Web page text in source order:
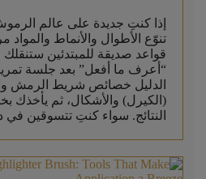
إذا كنتِ جديدة على عالم
تنوّع الأطوال والأنماط والمواد
قواعد صديقة للمبتدئين
“أعرف ما أفعل” بعد جلسة
الدليل خصائص شريط الرمش
(الكيرل) والأشكال، ثم يأخذك
النتائج. سواء كنتِ تتسوقين